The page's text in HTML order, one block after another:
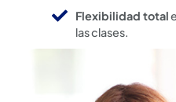
Flexibilidad total
las clases.